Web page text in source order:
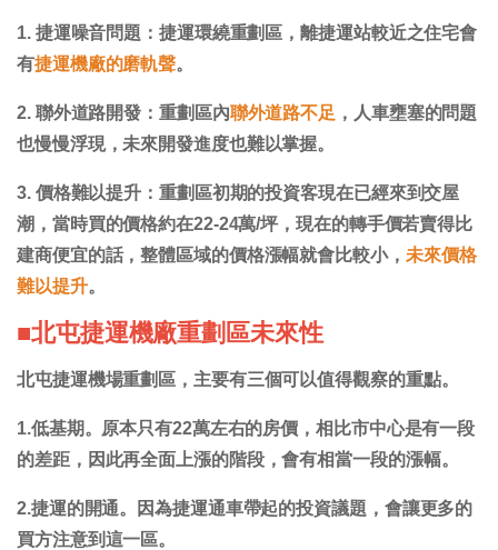
1. 捷運噪音問題：捷運環繞重劃區，離捷運站較近之住宅會
有捷運機廠的磨軌聲。
2. 聯外道路開發：重劃區內聯外道路不足 ，人車壅塞的問題
也慢慢浮現，未來開發進度也難以掌握。
3. 價格難以提升：重劃區初期的投資客現在已經來到交屋
潮，當時買的價格約在22-24萬/坪，現在的轉手價若賣得比
建商便宜的話，整體區域的價格漲幅就會比較小， 未來價格
難以提升。
■北屯捷運機廠重劃區未來性
北屯捷運機場重劃區，主要有三個可以值得觀察的重點。
1.低基期。原本只有22萬左右的房價，相比市中心是有一段
的差距，因此再全面上漲的階段，會有相當一段的漲幅。
2.捷運的開通。因為捷運通車帶起的投資議題，會讓更多的
買方注意到這一區。